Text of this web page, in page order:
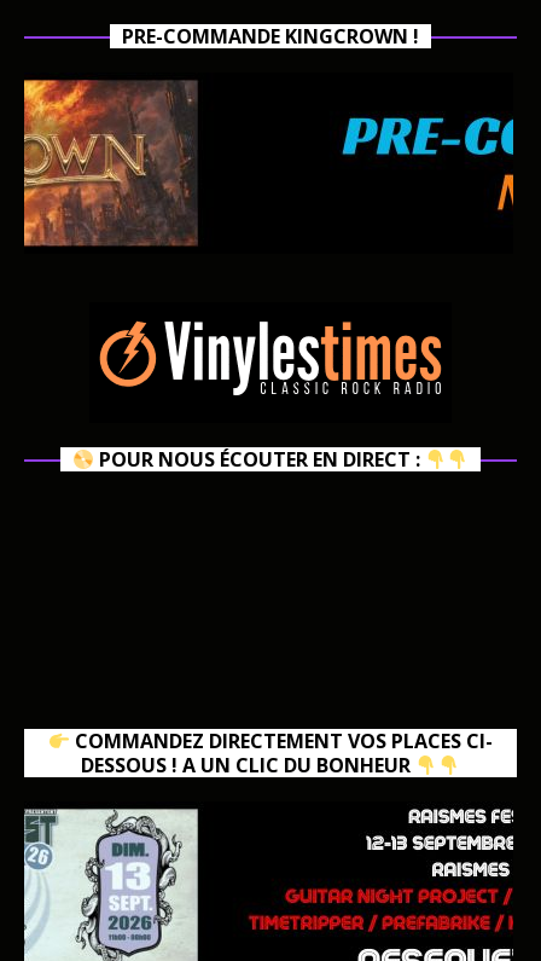
PRE-COMMANDE KINGCROWN !
POUR NOUS ÉCOUTER EN DIRECT :
COMMANDEZ DIRECTEMENT VOS PLACES CI-
DESSOUS ! A UN CLIC DU BONHEUR